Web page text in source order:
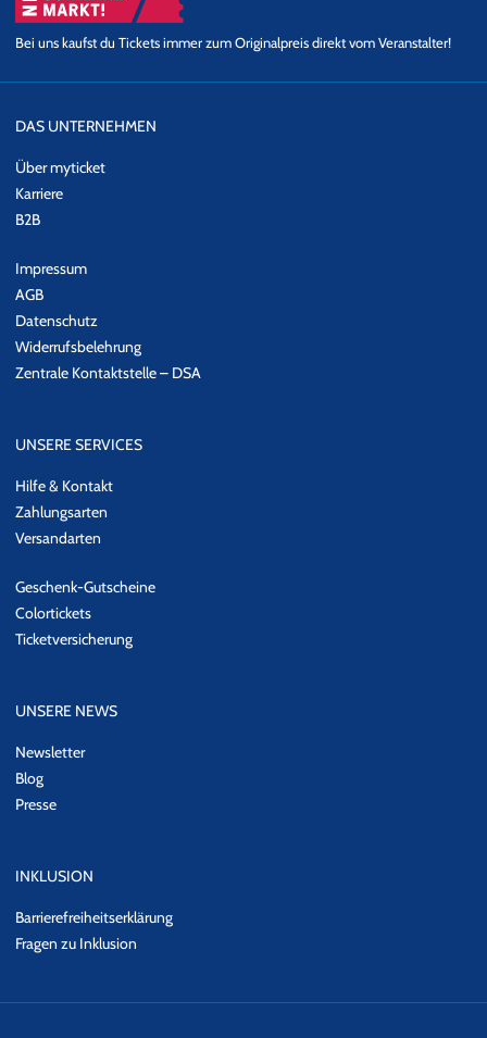
Bei uns kaufst du Tickets immer zum Originalpreis direkt vom Veranstalter!
DAS UNTERNEHMEN
Über myticket
Karriere
B2B
Impressum
AGB
Datenschutz
Widerrufsbelehrung
Zentrale Kontaktstelle – DSA
UNSERE SERVICES
Hilfe & Kontakt
Zahlungsarten
Versandarten
Geschenk-Gutscheine
Colortickets
Ticketversicherung
UNSERE NEWS
Newsletter
Blog
Presse
INKLUSION
Barrierefreiheitserklärung
Fragen zu Inklusion